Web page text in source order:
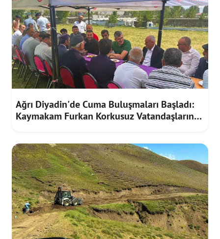
Ağrı Diyadin'de Cuma Buluşmaları Başladı:
Kaymakam Furkan Korkusuz Vatandaşların